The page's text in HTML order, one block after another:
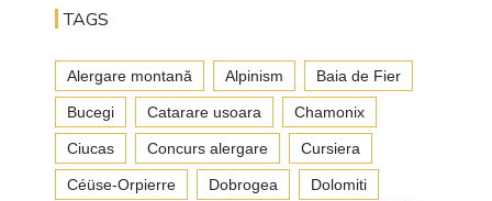
TAGS
Alergare montană Alpinism Baia de Fier
Bucegi Catarare usoara Chamonix
Ciucas Concurs alergare Cursiera
Céüse-Orpierre Dobrogea Dolomiti